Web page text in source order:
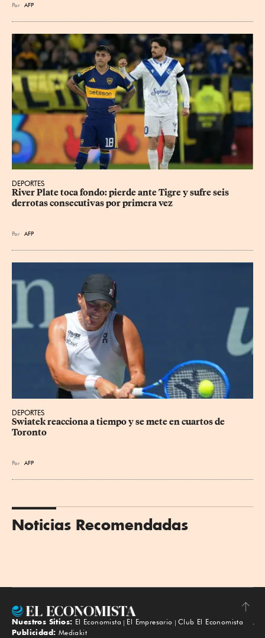
Por AFP
DEPORTES
River Plate toca fondo: pierde ante Tigre y sufre seis
derrotas consecutivas por primera vez
Por AFP
DEPORTES
Swiatek reacciona a tiempo y se mete en cuartos de
Toronto
Por AFP
Noticias Recomendadas
Subir
Nuestros Sitios: El Economista El Empresario
Club El Economista
Publicidad: Mediakit